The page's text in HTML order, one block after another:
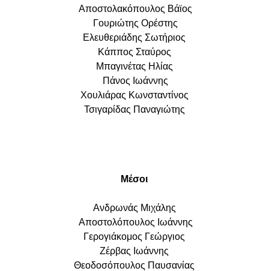
Αποστολακόπουλος Βάϊος
Γουριώτης Ορέστης
Ελευθεριάδης Σωτήριος
Κάππος Σταύρος
Μπαγινέτας Ηλίας
Πάνος Ιωάννης
Χουλιάρας Κωνσταντίνος
Τσιγαρίδας Παναγιώτης
Μέσοι
Ανδρωνάς Μιχάλης
Αποστολόπουλος Ιωάννης
Γερογιάκομος Γεώργιος
Ζέρβας Ιωάννης
Θεοδοσόπουλος Παυσανίας